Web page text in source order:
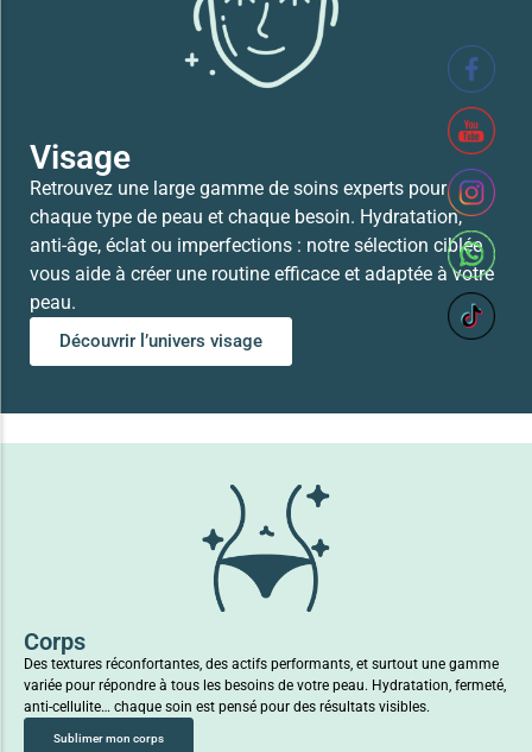
Visage
Retrouvez une large gamme de soins experts pour
chaque type de peau et chaque besoin. Hydratation,
anti-âge, éclat ou imperfections : notre sélection ciblée
vous aide à créer une routine efficace et adaptée à votre
peau.
Découvrir l’univers visage
Corps
Des textures réconfortantes, des actifs performants, et surtout une gamme
variée pour répondre à tous les besoins de votre peau. Hydratation, fermeté,
anti-cellulite… chaque soin est pensé pour des résultats visibles.
Sublimer mon corps